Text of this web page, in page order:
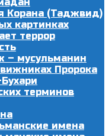
Корана (Таджвид)
картинках
террор
– мусульманин
Пророка
терминов
имена